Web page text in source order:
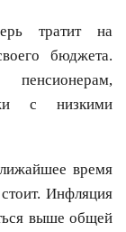
тратит на
бюджета.
с низкими
время
Инфляция
выше общей